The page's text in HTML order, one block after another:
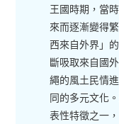
王國時期，當
來而逐漸變得
西來自外界」
斷吸取來自國
繩的風土民情
同的多元文化
表性特徵之一